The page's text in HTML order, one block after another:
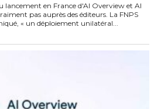
lancement en France d'AI Overview et AI
pas auprès des éditeurs. La FNPS
« un déploiement unilatéral...